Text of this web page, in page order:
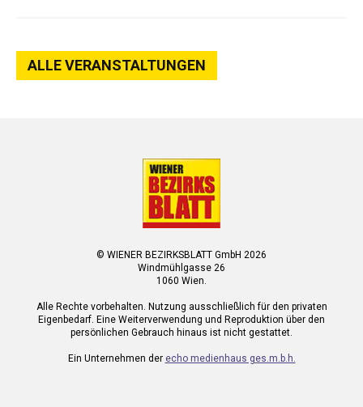
ALLE VERANSTALTUNGEN
© WIENER BEZIRKSBLATT GmbH 2026
Windmühlgasse 26
1060 Wien.
Alle Rechte vorbehalten. Nutzung ausschließlich für den privaten
Eigenbedarf. Eine Weiterverwendung und Reproduktion über den
persönlichen Gebrauch hinaus ist nicht gestattet.
Ein Unternehmen der echo medienhaus ges.m.b.h.